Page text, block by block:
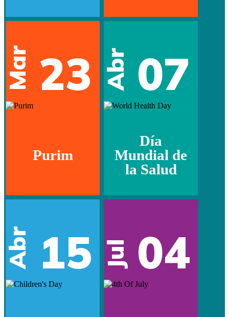
Mar 23
Purim
Abr 07
Día
Mundial de
la Salud
Abr 15 Jul 04